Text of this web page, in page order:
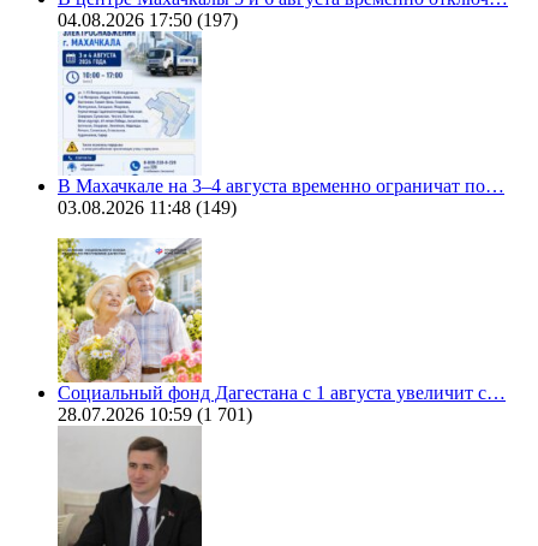
04.08.2026 17:50 (197)
В Махачкале на 3–4 августа временно ограничат по…
03.08.2026 11:48 (149)
Социальный фонд Дагестана с 1 августа увеличит с…
28.07.2026 10:59 (1 701)